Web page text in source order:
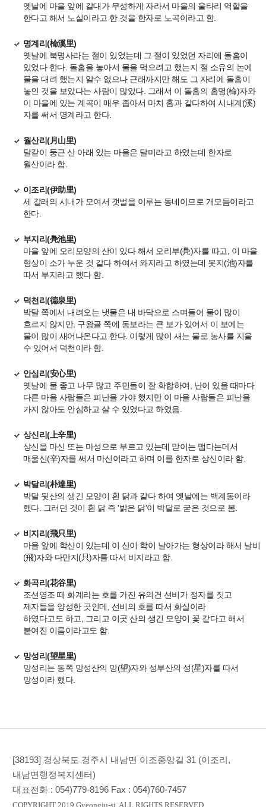
옛날에 마을 앞에 갈대가 무성하게 자라서 마을의 울타리 역할을
한다고 해서 노실이라고 한 것을 한자로 노곡이라고 함.
명계리(椧溪里)
옛날에 북명사라는 절이 있었는데 그 절이 있었던 자리에 돌홈이
있었다 한다. 돌홈을 놓아서 물을 먹으려고 했는지 절 소유의 논에
물을 대려 했는지 알수 없으나 근래까지만 해도 그 자리에 돌홈이
놓인 것을 보았다는 사람이 많았다. 그래서 이 돌홈의 홈명(椧)자와
이 마을에 있는 계곡이 매우 좁아서 마치 홈과 같다하여 시내계(溪)
자를 써서 명계라고 한다.
월산리(月山里)
달같이 둥근 산 아래 있는 마을은 달미라고 하였는데 한자로
월산이라 함.
이조리(伊助里)
세 갈래의 시내가 모여서 갯벌을 이루는 동네이므로 개모듬이라고
한다.
부지리(鳧池里)
마을 앞에 오리모양의 산이 있다 해서 오리부(鳧)자를 따고, 이 마을
형상이 소가 누운 것 같다 하여서 와지라고 하였는데 못지(池)자를
따서 부지라고 했다 함.
덕천리(德泉里)
박달 쪽에서 내려오는 냇물은 내 바닥으로 스며들어 물이 많이
흐르지 않지만, 구왕골 쪽에 동보라는 큰 보가 있어서 이 보에는
물이 많이 새어나온다고 한다. 이렇게 많이 새는 물로 농사를 지을
수 있어서 덕천이라 함.
안심리(安心里)
옛날에 물 좋고 나무 많고 주민들이 잘 화합하여, 난이 있을 때마다
다른 마을 사람들은 피난을 가야 했지만 이 마을 사람들은 피난을
가지 않아도 안심하고 살 수 있었다고 하였음.
상신리(上辛里)
상신을 마신 또는 마성으로 부르고 있는데 맏이는 맵다는데서
매울신(辛)자를 써서 마신이라고 하며 이를 한자로 상신이라 함.
박달리(朴達里)
박달 뒷산의 생긴 모양이 흰 닭과 같다 하여 옛날에는 백계동이라
했다. 그러던 것이 흰 닭 즉 '밝은 닭'이 박달로 굳은 것으로 봄.
비지리(飛只里)
마을 앞에 학산이 있는데 이 산이 학이 날아가는 형상이라 해서 날비
(飛)자와 다만지(只)자를 따서 비지라고 함.
화곡리(花谷里)
조선영조 때 화계라는 호를 가진 유의건 선비가 정자를 짓고
제자들을 양성한 곳인데, 선비의 호를 따서 화실이라
하였다고도 하고, 그리고 이곳 산의 생긴 모양이 꽃 같다고 해서
붙여진 이름이라고도 함.
망성리(望星里)
망성리는 동쪽 망성산의 망(望)자와 성부산의 성(星)자를 따서
망성이라 했다.
[38193] 경상북도 경주시 내남면 이조중앙길 31 (이조리,
내남면행정복지센터)
대표전화 :054)779-8196 Fax :054)760-7457
COPYRIGHT 2019 Gyeongju-si. ALL RIGHTS RESERVED.